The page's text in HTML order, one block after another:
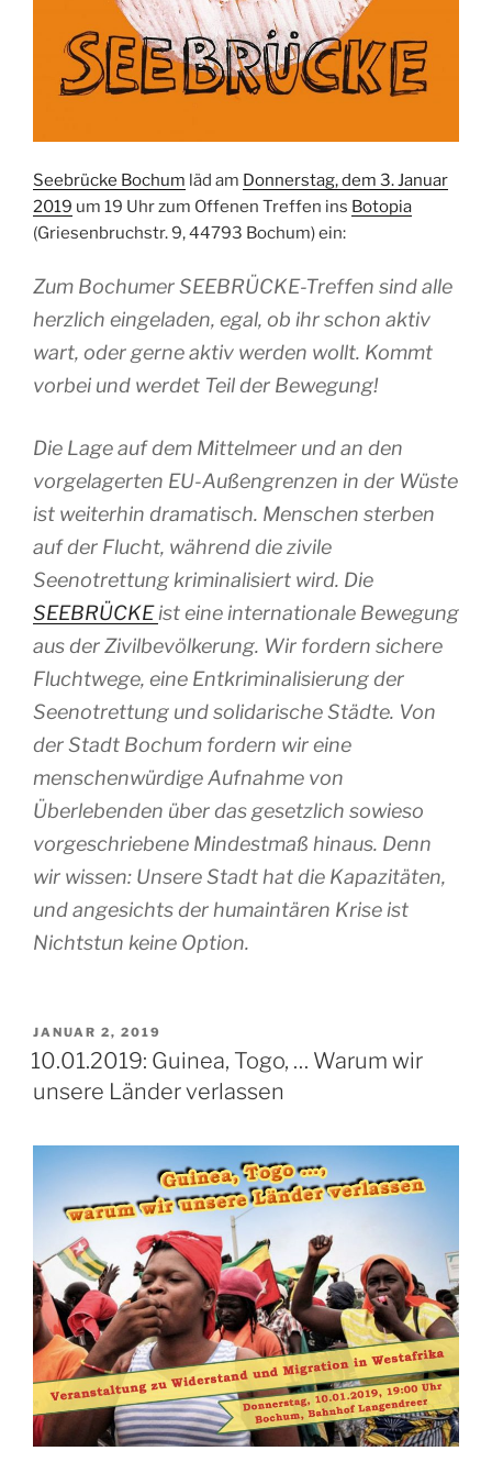
Seebrücke Bochum läd am Donnerstag, dem 3. Januar
2019 um 19 Uhr zum Offenen Treffen ins Botopia
(Griesenbruchstr. 9, 44793 Bochum) ein:
Zum Bochumer SEEBRÜCKE-Treffen sind alle
herzlich eingeladen, egal, ob ihr schon aktiv
wart, oder gerne aktiv werden wollt. Kommt
vorbei und werdet Teil der Bewegung!
Die Lage auf dem Mittelmeer und an den
vorgelagerten EU-Außengrenzen in der Wüste
ist weiterhin dramatisch. Menschen sterben
auf der Flucht, während die zivile
Seenotrettung kriminalisiert wird. Die
SEEBRÜCKEist eine internationale Bewegung
aus der Zivilbevölkerung. Wir fordern sichere
Fluchtwege, eine Entkriminalisierung der
Seenotrettung und solidarische Städte. Von
der Stadt Bochum fordern wir eine
menschenwürdige Aufnahme von
Überlebenden über das gesetzlich sowieso
vorgeschriebene Mindestmaß hinaus. Denn
wir wissen: Unsere Stadt hat die Kapazitäten,
und angesichts der humaintären Krise ist
Nichtstun keine Option.
VERÖFFENTLICHT
AM
JANUAR 2, 2019
10.01.2019: Guinea, Togo, … Warum wir
unsere Länder verlassen